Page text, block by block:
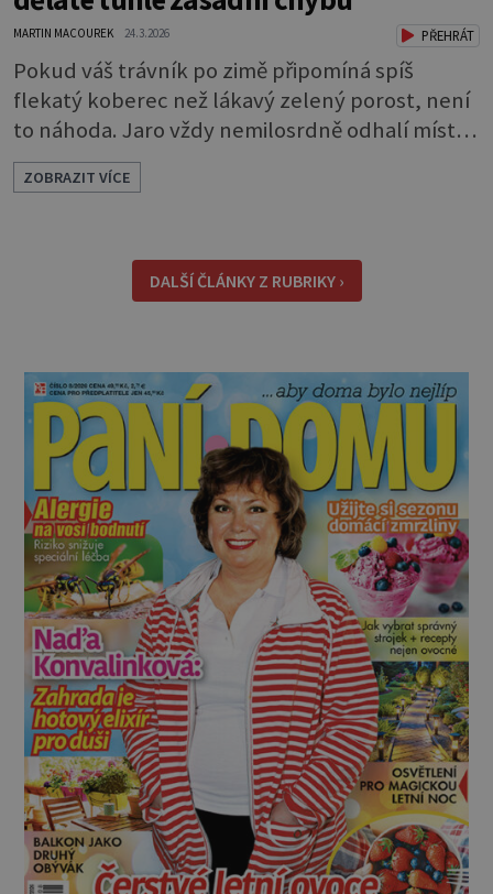
MARTIN MACOUREK 24.3.2026 PŘEHRÁT
Pokud váš trávník po zimě připomíná spíš
flekatý koberec než lákavý zelený porost, není
to náhoda. Jaro vždy nemilosrdně odhalí místa,
kde plevel využil náskok, který získal ještě před
začátkem sezóny. Dobrou zprávou je, že právě
chovají životaschopněji než trávník, je
jednoduchý. Po měsících chladu a vlh
ZOBRAZIT VÍCE
DALŠÍ ČLÁNKY Z RUBRIKY ›